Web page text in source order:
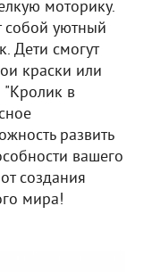
моторику.
собой уютный
Дети смогут
краски или
"Кролик в
развить
вашего
создания
мира!